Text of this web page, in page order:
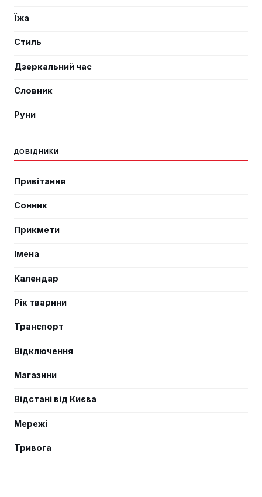
Їжа
Стиль
Дзеркальний час
Словник
Руни
ДОВІДНИКИ
Привітання
Сонник
Прикмети
Імена
Календар
Рік тварини
Транспорт
Відключення
Магазини
Відстані від Києва
Мережі
Тривога